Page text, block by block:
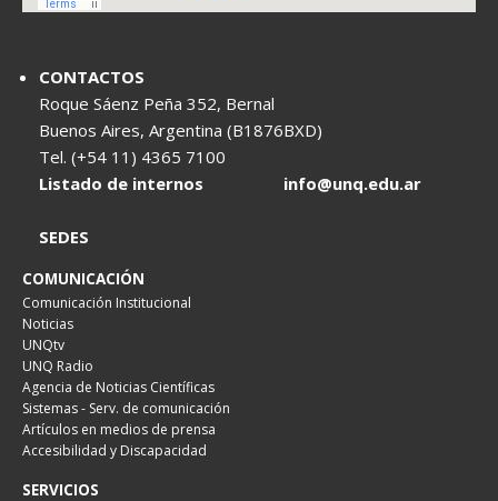
CONTACTOS
Roque Sáenz Peña 352, Bernal
Buenos Aires, Argentina (B1876BXD)
Tel. (+54 11) 4365 7100
Listado de internos
info@unq.edu.ar
SEDES
COMUNICACIÓN
Comunicación Institucional
Noticias
UNQtv
UNQ Radio
Agencia de Noticias Científicas
Sistemas - Serv. de comunicación
Artículos en medios de prensa
Accesibilidad y Discapacidad
SERVICIOS